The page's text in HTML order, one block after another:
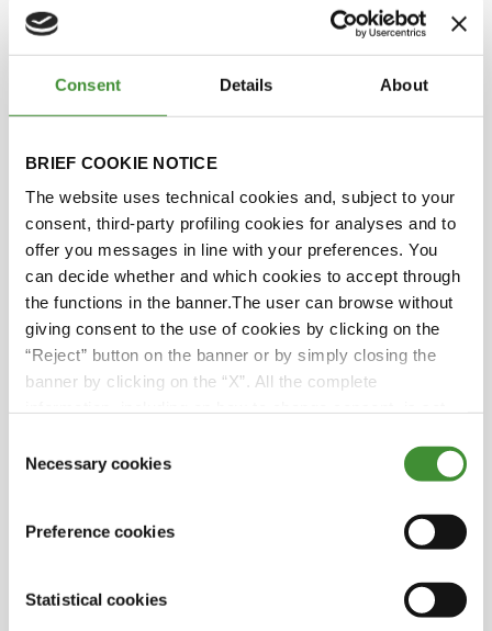
Consent Details About
BRIEF COOKIE NOTICE
The website uses technical cookies and, subject to your
consent, third-party profiling cookies for analyses and to
offer you messages in line with your preferences. You
can decide whether and which cookies to accept through
the functions in the banner.The user can browse without
giving consent to the use of cookies by clicking on the
“Reject” button on the banner or by simply closing the
banner by clicking on the “X”. All the complete
Selection
Necessary cookies
Preference cookies
Statistical cookies
Başrol Oyuncuları
Eric Smith
Ray Robichaud
Visste du?
R.H. White İnşaat Şirketi, 100 yılı aşkın bir
süredir aile şirketi olarak faaliyet göstermekte
ve dört kuşaktır işletilmektedir.
BKT lastikleri, sert New England kışlarında bile
mükemmel çekiş gücü sağlayarak R.H. White'a
tüm yıl boyunca güvenlik ve verimlilik sağlar.
BKT, daha az lastik değişimi ile R.H. White'ın
işletme maliyetlerini düşürmesine yardımcı
Yenilenebilir enerji projelerinde uzmanlaşan